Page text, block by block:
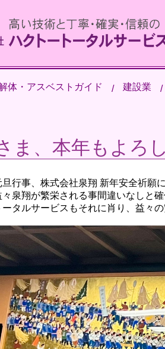
体・アスベストガイド 建設業
ま、本年もよろ
行事、株式会社泉翔 新年安全祈願
泉翔が繁栄される事間違いなしと確
タルサービスもそれに肖り、益々